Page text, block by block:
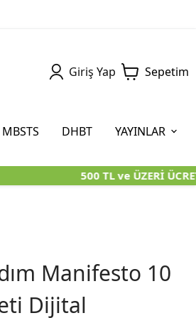
Giriş Yap Sepetim
AYT
ÖABT
(İOKBS)
KİTAPLARI
MBSTS DHBT YAYINLAR
500 TL ve ÜZERİ
Manifesto 10
Dijital